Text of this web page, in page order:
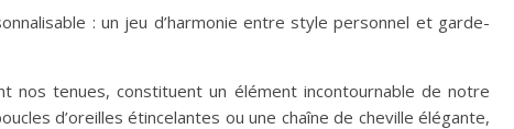
: un jeu d’harmonie entre style personnel et garde-
nos tenues, constituent un élément incontournable de notre
d’oreilles étincelantes ou une chaîne de cheville élégante,